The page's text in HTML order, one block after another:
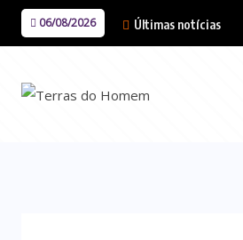
06/08/2026 Últimas notícias